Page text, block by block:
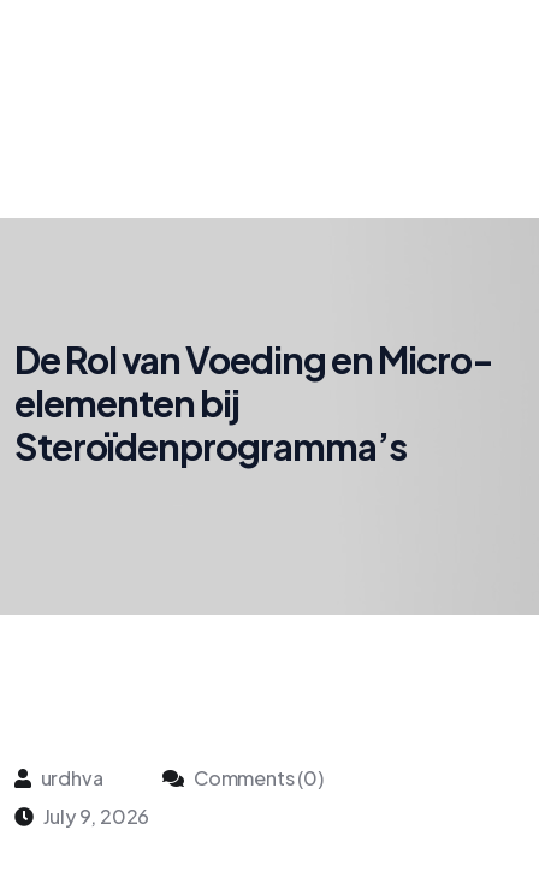
De Rol van Voeding en Micro-
elementen bij
Steroïdenprogramma’s
urdhva
Comments (0)
July 9, 2026